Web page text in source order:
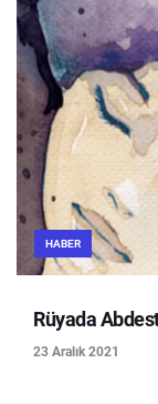
HABER
Rüyada
23 Aralık 2021